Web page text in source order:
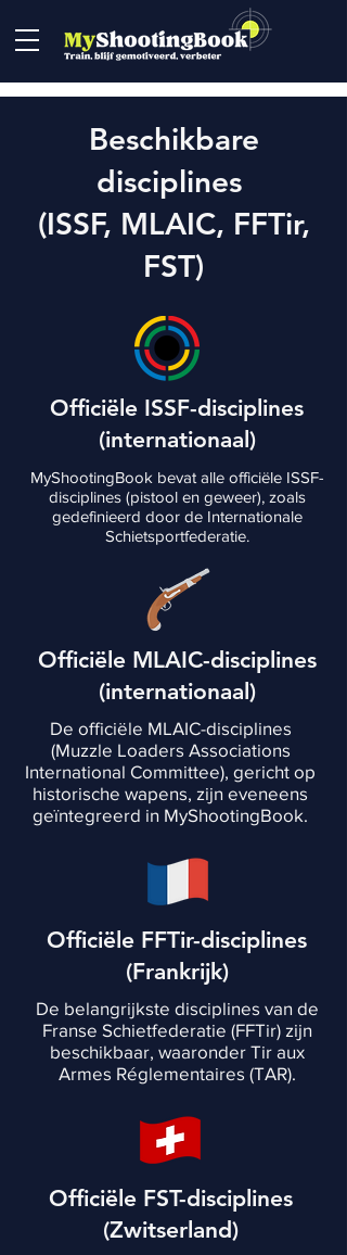
Beschikbare
disciplines
(ISSF, MLAIC, FFTir,
FST)
Officiële ISSF-disciplines
(internationaal)
MyShootingBook bevat alle officiële ISSF-
disciplines (pistool en geweer), zoals
gedefinieerd door de Internationale
Schietsportfederatie.
Officiële MLAIC-disciplines
(internationaal)
De officiële MLAIC-disciplines
(Muzzle Loaders Associations
International Committee), gericht op
historische wapens, zijn eveneens
geïntegreerd in MyShootingBook.
Officiële FFTir-disciplines
(Frankrijk)
De belangrijkste disciplines van de
Franse Schietfederatie (FFTir) zijn
beschikbaar, waaronder Tir aux
Armes Réglementaires (TAR).
Officiële FST-disciplines
(Zwitserland)